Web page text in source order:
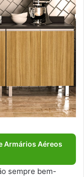
Armários Aéreos
sempre bem-